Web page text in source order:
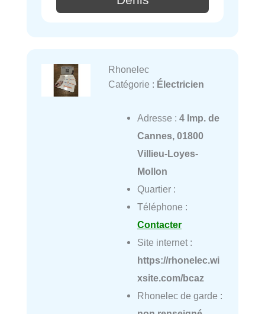
Rhonelec
Catégorie : Électricien
Adresse : 4 Imp. de
Cannes, 01800
Villieu-Loyes-
Mollon
Quartier :
Téléphone :
Contacter
Site internet :
https://rhonelec.wi
xsite.com/bcaz
Rhonelec de garde :